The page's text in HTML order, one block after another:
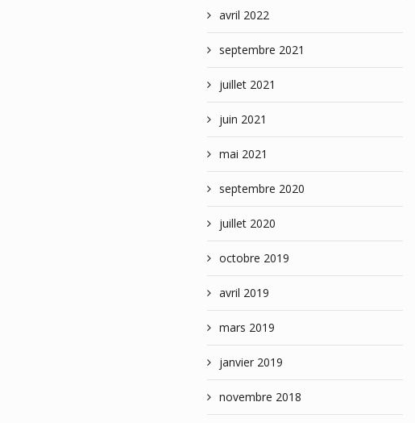
avril 2022
septembre 2021
juillet 2021
juin 2021
mai 2021
septembre 2020
juillet 2020
octobre 2019
avril 2019
mars 2019
janvier 2019
novembre 2018